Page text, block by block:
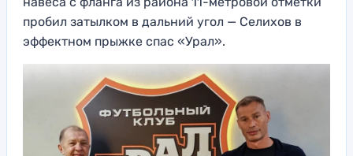
пробил затылком в дальний угол — Селихов в
эффектном прыжке спас «Урал».